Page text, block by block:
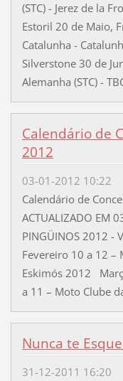
(STC) - Jerez de la
Estoril 20 de Maio,
Catalunha -
Silverstone 30 de
Alemanha (STC) -
Calendário de
2012
03-01-2012 10:22
Calendário de
ACTUALIZADO EM
PINGÜINOS 2012 -
Fevereiro 10 a 12 –
Eskimós 2012
a 11 – Moto Clube
Nunca te
31-12-2011 16:20